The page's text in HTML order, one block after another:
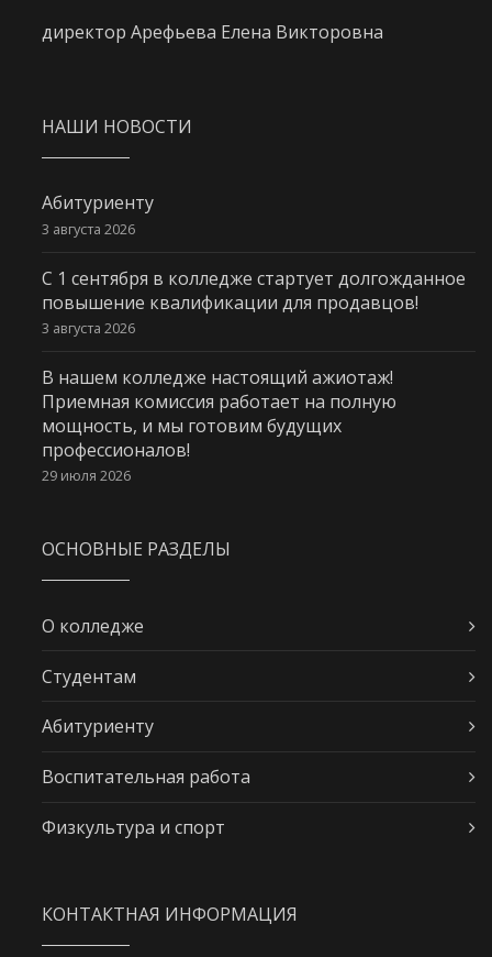
директор Арефьева Елена Викторовна
НАШИ НОВОСТИ
Абитуриенту
3 августа 2026
С 1 сентября в колледже стартует долгожданное
повышение квалификации для продавцов!
3 августа 2026
В нашем колледже настоящий ажиотаж!
Приемная комиссия работает на полную
мощность, и мы готовим будущих
профессионалов!
29 июля 2026
ОСНОВНЫЕ РАЗДЕЛЫ
О колледже
Студентам
Абитуриенту
Воспитательная работа
Физкультура и спорт
КОНТАКТНАЯ ИНФОРМАЦИЯ